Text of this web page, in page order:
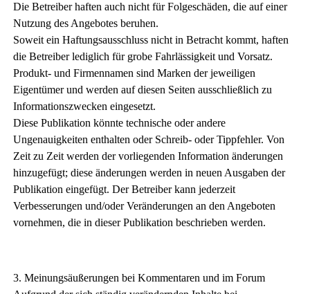
Die Betreiber haften auch nicht für Folgeschäden, die auf einer
Nutzung des Angebotes beruhen.
Soweit ein Haftungsausschluss nicht in Betracht kommt, haften
die Betreiber lediglich für grobe Fahrlässigkeit und Vorsatz.
Produkt- und Firmennamen sind Marken der jeweiligen
Eigentümer und werden auf diesen Seiten ausschließlich zu
Informationszwecken eingesetzt.
Diese Publikation könnte technische oder andere
Ungenauigkeiten enthalten oder Schreib- oder Tippfehler. Von
Zeit zu Zeit werden der vorliegenden Information änderungen
hinzugefügt; diese änderungen werden in neuen Ausgaben der
Publikation eingefügt. Der Betreiber kann jederzeit
Verbesserungen und/oder Veränderungen an den Angeboten
vornehmen, die in dieser Publikation beschrieben werden.
3. Meinungsäußerungen bei Kommentaren und im Forum